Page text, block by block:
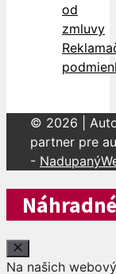
od
zmluvy
© 2026 |
partner pre
-
Close
Na našich